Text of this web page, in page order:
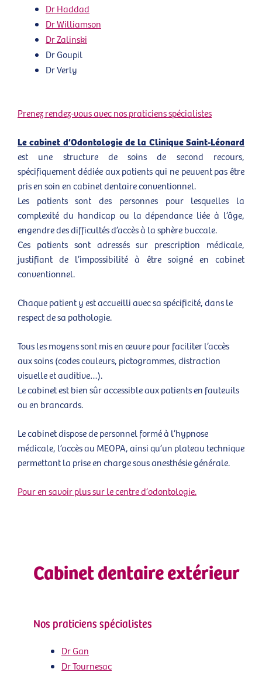
Dr Haddad
Dr Williamson
Dr Zalinski
Dr Goupil
Dr Verly
Prenez rendez-vous avec nos praticiens spécialistes
Le cabinet d’Odontologie de la Clinique Saint-Léonard
est une structure de soins de second recours,
spécifiquement dédiée aux patients qui ne peuvent pas être
pris en soin en cabinet dentaire conventionnel.
Les patients sont des personnes pour lesquelles la
complexité du handicap ou la dépendance liée à l’âge,
engendre des difficultés d’accès à la sphère buccale.
Ces patients sont adressés sur prescription médicale,
justifiant de l’impossibilité à être soigné en cabinet
conventionnel.
Chaque patient y est accueilli avec sa spécificité, dans le
respect de sa pathologie.
Tous les moyens sont mis en œuvre pour faciliter l’accès
aux soins (codes couleurs, pictogrammes, distraction
visuelle et auditive…).
Le cabinet est bien sûr accessible aux patients en fauteuils
ou en brancards.
Le cabinet dispose de personnel formé à l’hypnose
médicale, l’accès au MEOPA, ainsi qu’un plateau technique
permettant la prise en charge sous anesthésie générale.
Pour en savoir plus sur le centre d’odontologie.
Cabinet dentaire extérieur
Nos praticiens spécialistes
Dr Gan
Dr Tournesac